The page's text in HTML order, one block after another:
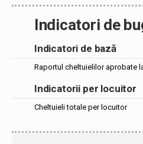
Indicatori de
Indicatori de bază
Raportul cheltuielilor aprobate
Indicatorii per locuitor
Cheltuieli totale per locuitor